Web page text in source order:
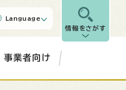
Language
情報をさがす
事業者向け